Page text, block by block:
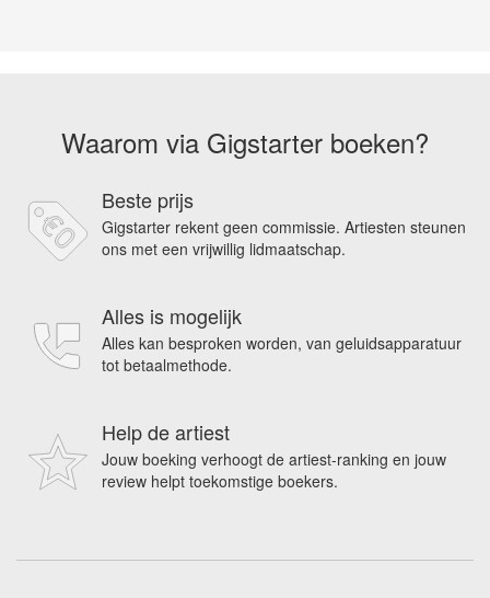
Waarom via Gigstarter boeken?
Beste prijs
Gigstarter rekent geen commissie. Artiesten steunen
ons met een vrijwillig lidmaatschap.
Alles is mogelijk
Alles kan besproken worden, van geluidsapparatuur
tot betaalmethode.
Help de artiest
Jouw boeking verhoogt de artiest-ranking en jouw
review helpt toekomstige boekers.